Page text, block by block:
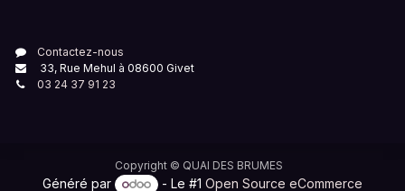
Contactez-nous
33, Rue Mehul à 08600 Givet
03 24 37 91 23
Copyright © QUAI DES BRUMES
Généré par - Le #1Open Source eCommerce